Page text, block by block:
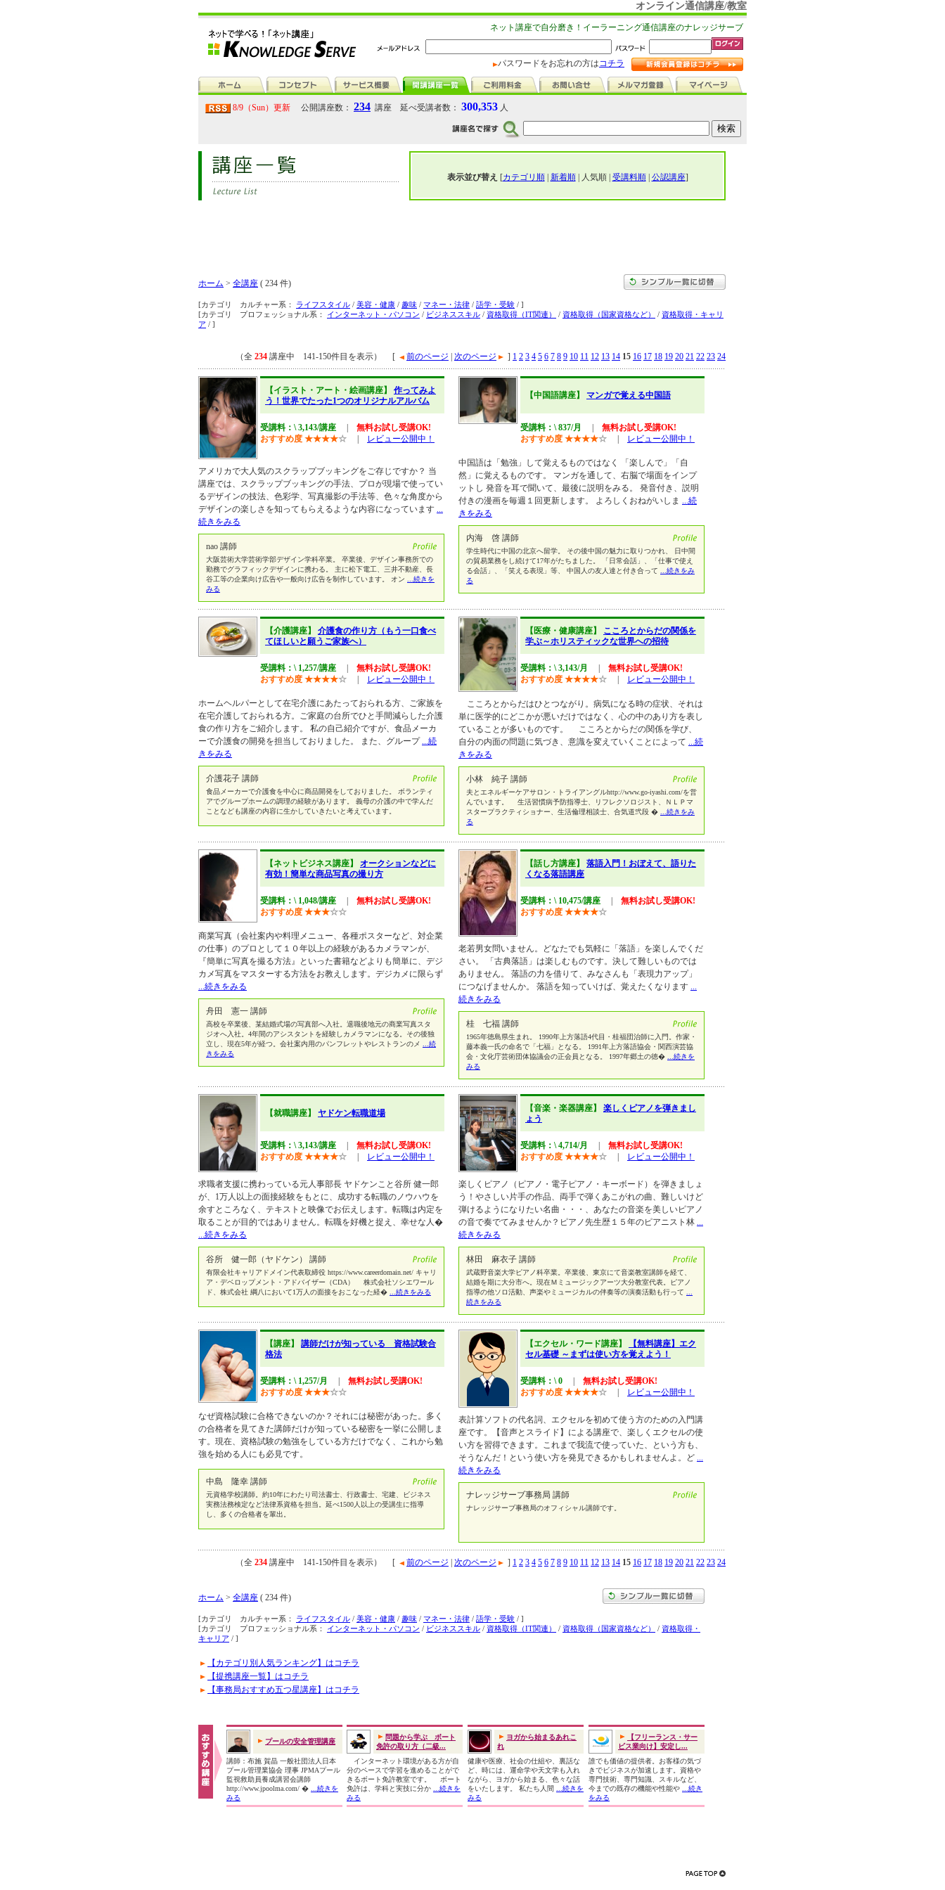
オンライン通信講座/教室
ネット講座で自分磨き！イーラーニング通信講座のナレッジサーブ
パスワードをお忘れの方はコチラ
8/9（Sun）更新 公開講座数： 234 講座 延べ受講者数： 300,353 人
表示並び替え [カテゴリ順| 新着順| 人気順 | 受講料順| 公認講座]
ホーム > 全講座 ( 234 件)
[カテゴリ カルチャー系： ライフスタイル / 美容・健康 / 趣味 / マネー・法律 / 語学・受験 / ]
[カテゴリ プロフェッショナル系： インターネット・パソコン / ビジネススキル / 資格取得（IT関連） / 資格取得（国家資格など） / 資格取得・キャリ
ア / ]
（全 234 講座中 141-150件目を表示） [ 前のページ 次のページ ] 1 2 3 4 5 6 7 8 9 10 11 12 13 14 15 16 17 18 19 20 21 22 23 24
【イラスト・アート・絵画講座】 作ってみよ
う！世界でたった1つのオリジナルアルバム
受講料：\ 3,143/講座
無料お試し受講OK!
おすすめ度 ★★★★☆ レビュー公開中！
アメリカで大人気のスクラップブッキングをご存じですか？ 当
講座では、スクラップブッキングの手法、プロが現場で使ってい
るデザインの技法、色彩学、写真撮影の手法等、色々な角度から
デザインの楽しさを知ってもらえるような内容になっています ...
続きをみる
nao 講師
大阪芸術大学芸術学部デザイン学科卒業。 卒業後、デザイン事務所での
勤務でグラフィックデザインに携わる。 主に松下電工、三井不動産、長
谷工等の企業向け広告や一般向け広告を制作しています。 オン
...続きを
みる
【中国語講座】 マンガで覚える中国語
受講料：\ 837/月
無料お試し受講OK!
おすすめ度 ★★★★☆ レビュー公開中！
中国語は「勉強」して覚えるものではなく 「楽しんで」「自
然」に覚えるものです。 マンガを通して、右脳で場面をインプ
ットし 発音を耳で聞いて、最後に説明をみる。 発音付き、説明
付きの漫画を毎週１回更新します。 よろしくおねがいしま ...続
きをみる
内海 啓 講師
学生時代に中国の北京へ留学。 その後中国の魅力に取りつかれ、 日中間
の貿易業務をし続けて17年がたちました。 「日常会話」、「仕事で使え
る会話」、「笑える表現」等、 中国人の友人達と付き合って
...続きをみ
る
【介護講座】 介護食の作り方（もう一口食べ
てほしいと願うご家族へ）
受講料：\ 1,257/講座
無料お試し受講OK!
おすすめ度 ★★★★☆ レビュー公開中！
ホームヘルパーとして在宅介護にあたっておられる方、ご家族を
在宅介護しておられる方。ご家庭の台所でひと手間減らした介護
食の作り方をご紹介します。 私の自己紹介ですが、食品メーカ
ーで介護食の開発を担当しておりました。 また、グループ ...続
きをみる
介護花子 講師
食品メーカーで介護食を中心に商品開発をしておりました。 ボランティ
アでグループホームの調理の経験があります。 義母の介護の中で学んだ
ことなども講座の内容に生かしていきたいと考えています。
【医療・健康講座】 こころとからだの関係を
学ぶ～ホリスティックな世界への招待
受講料：\ 3,143/月
無料お試し受講OK!
おすすめ度 ★★★★☆ レビュー公開中！
こころとからだはひとつながり。病気になる時の症状、それは
単に医学的にどこかが悪いだけではなく、心の中のあり方を表し
ていることが多いものです。 こころとからだの関係を学び、
自分の内面の問題に気づき、意識を変えていくことによって ...続
きをみる
小林 純子 講師
夫とエネルギーケアサロン・トライアングルhttp://www.go-iyashi.com/を営
んでいます。 生活習慣病予防指導士、リフレクソロジスト、ＮＬＰマ
スタープラクティショナー、生活倫理相談士、合気道弐段 �
...続きをみ
る
【ネットビジネス講座】 オークションなどに
有効！簡単な商品写真の撮り方
受講料：\ 1,048/講座
無料お試し受講OK!
おすすめ度 ★★★☆☆
商業写真（会社案内や料理メニュー、各種ポスターなど、対企業
の仕事）のプロとして１０年以上の経験があるカメラマンが、
『簡単に写真を撮る方法』といった書籍などよりも簡単に、デジ
カメ写真をマスターする方法をお教えします。デジカメに限らず
...続きをみる
舟田 憲一 講師
高校を卒業後、某結婚式場の写真部へ入社。退職後地元の商業写真スタ
ジオへ入社。4年間のアシスタントを経験しカメラマンになる。その後独
立し、現在5年が経つ。会社案内用のパンフレットやレストランのメ
...続
きをみる
【話し方講座】 落語入門！おぼえて、語りた
くなる落語講座
受講料：\ 10,475/講座
無料お試し受講OK!
おすすめ度 ★★★★☆
老若男女問いません。どなたでも気軽に「落語」を楽しんでくだ
さい。 「古典落語」は楽しむものです。決して難しいものでは
ありません。 落語の力を借りて、みなさんも「表現力アップ」
につなげませんか。 落語を知っていけば、覚えたくなります ...
続きをみる
桂 七福 講師
1965年徳島県生まれ。 1990年上方落語4代目・桂福団治師に入門。作家・
藤本義一氏の命名で「七福」となる。 1991年上方落語協会・関西演芸協
会・文化庁芸術団体協議会の正会員となる。 1997年郷土の徳�
...続きを
みる
【就職講座】 ヤドケン転職道場
受講料：\ 3,143/講座
無料お試し受講OK!
おすすめ度 ★★★★☆ レビュー公開中！
求職者支援に携わっている元人事部長 ヤドケンこと谷所 健一郎
が、1万人以上の面接経験をもとに、成功する転職のノウハウを
余すところなく、テキストと映像でお伝えします。転職は内定を
取ることが目的ではありません。転職を好機と捉え、幸せな人�
...続きをみる
谷所 健一郎（ヤドケン） 講師
有限会社キャリアドメイン代表取締役 https://www.careerdomain.net/ キャリ
ア・デベロップメント・アドバイザー（CDA） 株式会社ソシエワール
ド、株式会社 綱八において1万人の面接をおこなった経�
...続きをみる
【音楽・楽器講座】 楽しくピアノを弾きまし
ょう
受講料：\ 4,714/月
無料お試し受講OK!
おすすめ度 ★★★★☆ レビュー公開中！
楽しくピアノ（ピアノ・電子ピアノ・キーボード）を弾きましょ
う！やさしい片手の作品、両手で弾くあこがれの曲、難しいけど
弾けるようになりたい名曲・・・、あなたの音楽を美しいピアノ
の音で奏でてみませんか？ピアノ先生歴１５年のピアニスト林 ...
続きをみる
林田 麻衣子 講師
武蔵野音楽大学ピアノ科卒業。卒業後、東京にて音楽教室講師を経て、
結婚を期に大分市へ。現在Ｍミュージックアーツ大分教室代表。ピアノ
指導の他ソロ活動、声楽やミュージカルの伴奏等の演奏活動も行って
続きをみる
【講座】 講師だけが知っている 資格試験合
格法
受講料：\ 1,257/月
無料お試し受講OK!
おすすめ度 ★★★☆☆
なぜ資格試験に合格できないのか？それには秘密があった。多く
の合格者を見てきた講師だけが知っている秘密を一挙に公開しま
す。現在、資格試験の勉強をしている方だけでなく、これから勉
強を始める人にも必見です。
中島 隆幸 講師
元資格学校講師。約10年にわたり司法書士、行政書士、宅建、ビジネス
実務法務検定など法律系資格を担当。延べ1500人以上の受講生に指導
し、多くの合格者を輩出。
【エクセル・ワード講座】
【無料講座】エク
セル基礎 ～まずは使い方を覚えよう！
受講料：\ 0
無料お試し受講OK!
おすすめ度 ★★★★☆ レビュー公開中！
表計算ソフトの代名詞、エクセルを初めて使う方のための入門講
座です。【音声とスライド】による講座で、楽しくエクセルの使
い方を習得できます。これまで我流で使っていた、という方も、
そうなんだ！という使い方を発見できるかもしれませんよ。ど ...
続きをみる
ナレッジサーブ事務局 講師
ナレッジサーブ事務局のオフィシャル講師です。
（全 234 講座中 141-150件目を表示） [ 前のページ 次のページ ] 1 2 3 4 5 6 7 8 9 10 11 12 13 14 15 16 17 18 19 20 21 22 23 24
ホーム > 全講座 ( 234 件)
[カテゴリ カルチャー系： ライフスタイル / 美容・健康 / 趣味 / マネー・法律 / 語学・受験 / ]
[カテゴリ プロフェッショナル系： インターネット・パソコン / ビジネススキル / 資格取得（IT関連） / 資格取得（国家資格など） / 資格取得・
キャリア / ]
【カテゴリ別人気ランキング】はコチラ
【提携講座一覧】はコチラ
【事務局おすすめ五つ星講座】はコチラ
プールの安全管理講座
講師：布施 賀晶 一般社団法人日本
プール管理業協会 理事 JPMAプール
監視救助員養成講習会講師
http://www.jpoolma.com/ �
...続きを
みる
問題から学ぶ ボート
免許の取り方（二級...
インターネット環境がある方が自
分のペースで学習を進めることがで
きるボート免許教室です。 ボート
免許は、学科と実技に分か
...続きを
みる
ヨガから始まるあれこ
れ
健康や医療、社会の仕組や、裏話な
ど、時には、運命学や天文学も入れ
ながら、ヨガから始まる、色々な話
をいたします。 私たち人間
...続きを
みる
【フリーランス・サー
ビス業向け】安定し...
誰でも価値の提供者。お客様の気づ
きでビジネスが加速します。資格や
専門技術、専門知識、スキルなど、
今までの既存の機能や性能や
...続き
をみる